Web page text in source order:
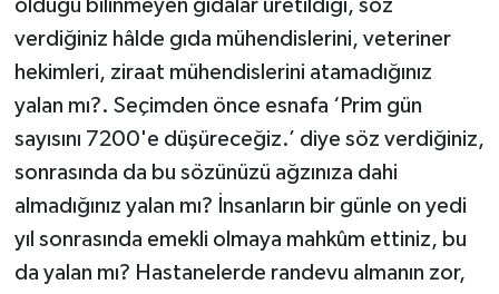
olduğu bilinmeyen gıdalar üretildiği, söz
verdiğiniz hâlde gıda mühendislerini, veteriner
hekimleri, ziraat mühendislerini atamadığınız
yalan mı?. Seçimden önce esnafa ‘Prim gün
sayısını 7200'e düşüreceğiz.’ diye söz verdiğiniz,
sonrasında da bu sözünüzü ağzınıza dahi
almadığınız yalan mı? İnsanların bir günle on yedi
yıl sonrasında emekli olmaya mahkûm ettiniz, bu
da yalan mı? Hastanelerde randevu almanın zor,